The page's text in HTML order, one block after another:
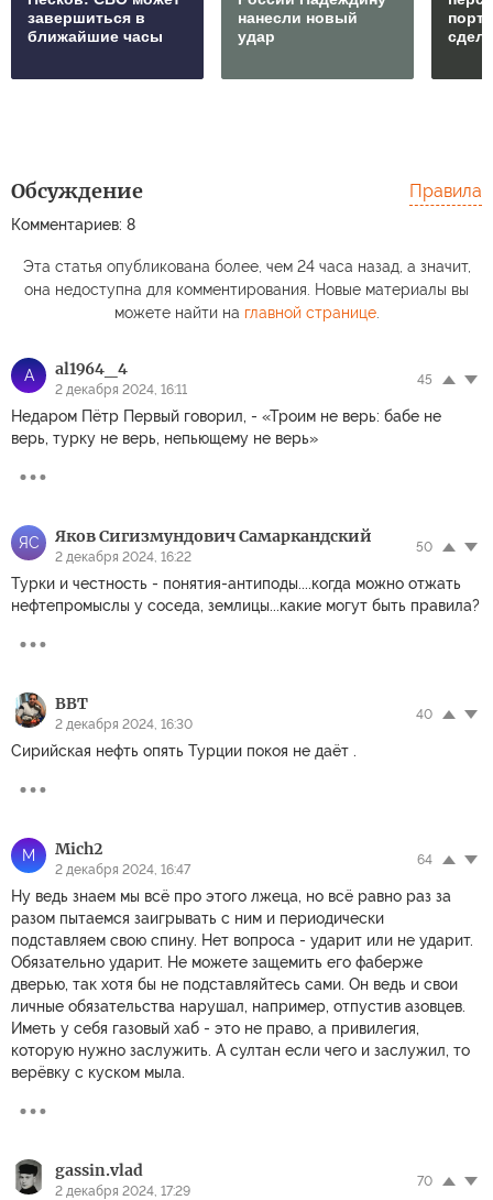
завершиться в
ближайшие часы
нанесли новый
удар
Обсуждение
Комментариев: 8
Правила
Эта статья опубликована более, чем 24 часа назад, а значит,
она недоступна для комментирования. Новые материалы вы
можете найти на главной странице.
A al1964_4
2 декабря 2024, 16:11
45
Недаром Пётр Первый говорил, - «Троим не верь: бабе не
верь, турку не верь, непьющему не верь»
ЯС Яков Сигизмундович Самаркандский
2 декабря 2024, 16:22
50
Турки и честность - понятия-антиподы....когда можно отжать
нефтепромыслы у соседа, землицы...какие могут быть правила?
ВВТ
2 декабря 2024, 16:30
40
Сирийская нефть опять Турции покоя не даёт .
M Mich2
2 декабря 2024, 16:47
64
Ну ведь знаем мы всё про этого лжеца, но всё равно раз за
разом пытаемся заигрывать с ним и периодически
подставляем свою спину. Нет вопроса - ударит или не ударит.
Обязательно ударит. Не можете защемить его фаберже
дверью, так хотя бы не подставляйтесь сами. Он ведь и свои
личные обязательства нарушал, например, отпустив азовцев.
Иметь у себя газовый хаб - это не право, а привилегия,
которую нужно заслужить. А султан если чего и заслужил, то
верёвку с куском мыла.
gassin.vlad
2 декабря 2024, 17:29
70